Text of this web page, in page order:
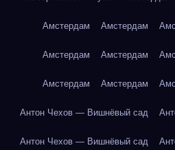
Амстердам Амстердам
Амстердам Амстердам
Амстердам Амстердам
Антон Чехов — Вишнёвый сад
Антон Чехов — Вишнёвый сад